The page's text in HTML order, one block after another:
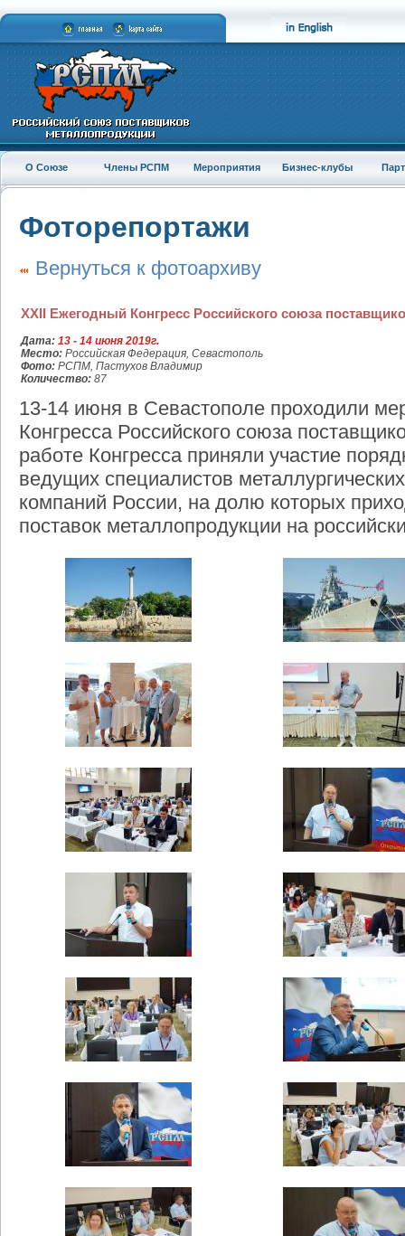
О Союзе Члены РСПМ Мероприятия Бизнес-клубы
Фоторепортажи
Вернуться к фотоархиву
XXII Ежегодный Конгресс Российского союза
Дата: 13 - 14 июня 2019г.
Место: Российская Федерация, Севастополь
Фото: РСПМ, Пастухов Владимир
Количество: 87
13-14 июня в Севастополе проходили
Конгресса Российского союза
работе Конгресса приняли участие
ведущих специалистов
компаний России, на долю которых
поставок металлопродукции на